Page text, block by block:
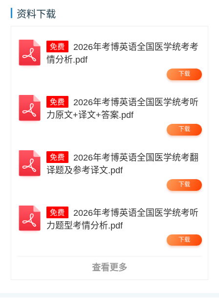
资料下载
情分析.pdf
下载
力原文+译文+答案.pdf
下载
译题及参考译文.pdf
下载
力题型考情分析.pdf
下载
查看更多